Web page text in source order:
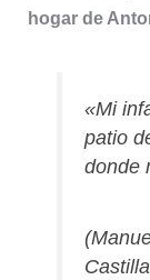
hogar de
«Mi
patio
donde